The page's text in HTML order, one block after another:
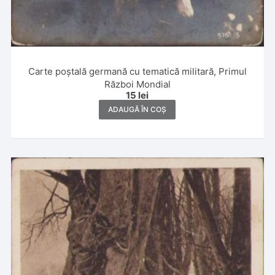
Carte poștală germană cu tematică militară, Primul
Război Mondial
15 lei
ADAUGĂ ÎN COȘ